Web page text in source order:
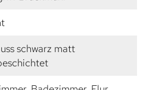
schwarz matt